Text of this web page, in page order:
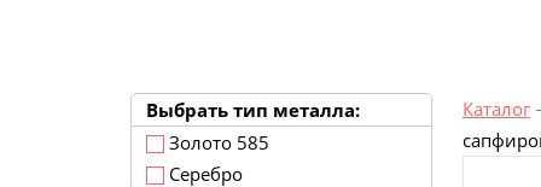
Выбрать тип металла:
Золото 585
Серебро
Каталог